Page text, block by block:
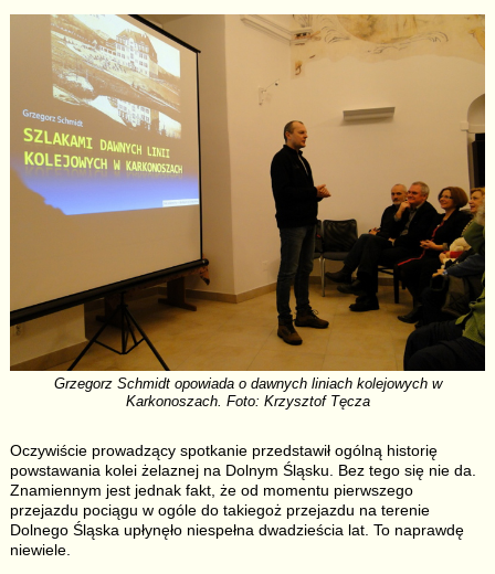
Grzegorz Schmidt opowiada o dawnych liniach kolejowych w
Karkonoszach. Foto: Krzysztof Tęcza
Oczywiście prowadzący spotkanie przedstawił ogólną historię
powstawania kolei żelaznej na Dolnym Śląsku. Bez tego się nie da.
Znamiennym jest jednak fakt, że od momentu pierwszego
przejazdu pociągu w ogóle do takiegoż przejazdu na terenie
Dolnego Śląska upłynęło niespełna dwadzieścia lat. To naprawdę
niewiele.